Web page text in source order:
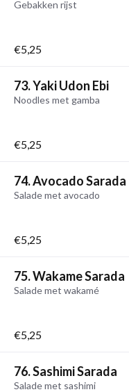
Gebakken rijst
€5,25
73. Yaki Udon Ebi
Noodles met gamba
€5,25
74. Avocado Sarada
Salade met avocado
€5,25
75. Wakame Sarada
Salade met wakamé
€5,25
76. Sashimi Sarada
Salade met sashimi